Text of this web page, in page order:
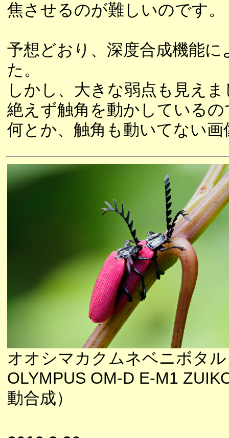
焦させるのが難しいのです。
予想どおり、深度合成機能
た。
しかし、大きな弱点も見え
絶えず触角を動かしている
何とか、触角も動いてない
オオシマカクムネベニボタル
OLYMPUS OM-D E-M1
動合成）